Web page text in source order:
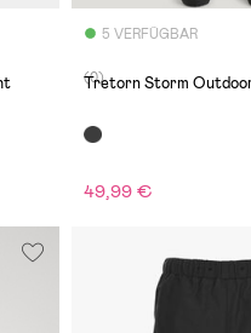
5 VERFÜGBAR
(0)
Tretorn Storm
49,99 €